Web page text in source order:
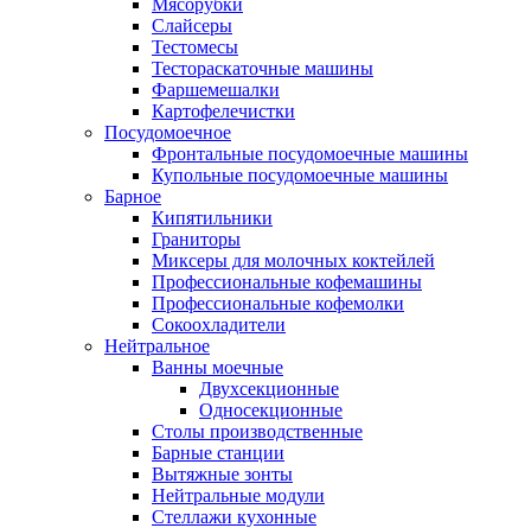
Слайсеры
Тестомесы
Тестораскаточные машины
Фаршемешалки
Картофелечистки
Посудомоечное
Фронтальные посудомоечные машины
Купольные посудомоечные машины
Барное
Кипятильники
Граниторы
Миксеры для молочных коктейлей
Профессиональные кофемашины
Профессиональные кофемолки
Сокоохладители
Нейтральное
Ванны моечные
Двухсекционные
Односекционные
Столы производственные
Барные станции
Вытяжные зонты
Нейтральные модули
Стеллажи кухонные